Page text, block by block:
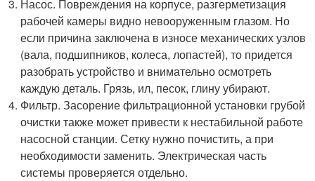
Насос. Повреждения на корпусе, разгерметизация
рабочей камеры видно невооруженным глазом. Но
если причина заключена в износе механических узлов
(вала, подшипников, колеса, лопастей), то придется
разобрать устройство и внимательно осмотреть
каждую деталь. Грязь, ил, песок, глину убирают.
Фильтр. Засорение фильтрационной установки грубой
очистки также может привести к нестабильной работе
насосной станции. Сетку нужно почистить, а при
необходимости заменить. Электрическая часть
системы проверяется отдельно.